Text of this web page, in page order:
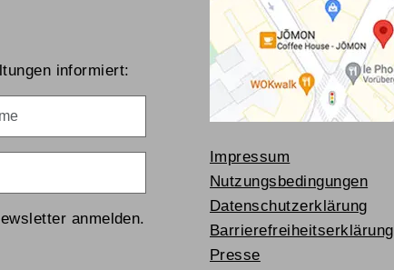
informiert:
anmelden.
Impressum
Nutzungsbedingungen
Datenschutzerklärung
Barrierefreiheitserklärung
Presse